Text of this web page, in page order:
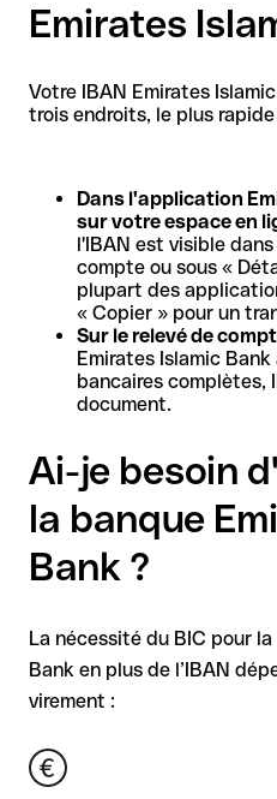
Emirates
Votre IBAN Emirates
trois endroits, le plus
Dans l'application
sur votre espace en
l'IBAN est visible
compte ou sous «
plupart des
« Copier » pour un
Sur le relevé de
Emirates Islamic
bancaires complètes,
document.
Ai-je besoin
la banque
Bank ?
La nécessité du BIC pour
Bank en plus de l’IBAN
virement :